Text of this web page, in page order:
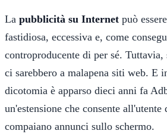
La pubblicità su Internet può
fastidiosa, eccessiva e, come
controproducente di per sé. Tuttavia,
ci sarebbero a malapena siti web. E
dicotomia è apparso dieci anni fa
un'estensione che consente all'utente
compaiano annunci sullo schermo.